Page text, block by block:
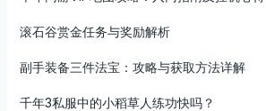
滚石谷赏金任务与奖励解析
副手装备三件法宝：攻略与获取方法详解
千年3私服中的小稻草人练功快吗？